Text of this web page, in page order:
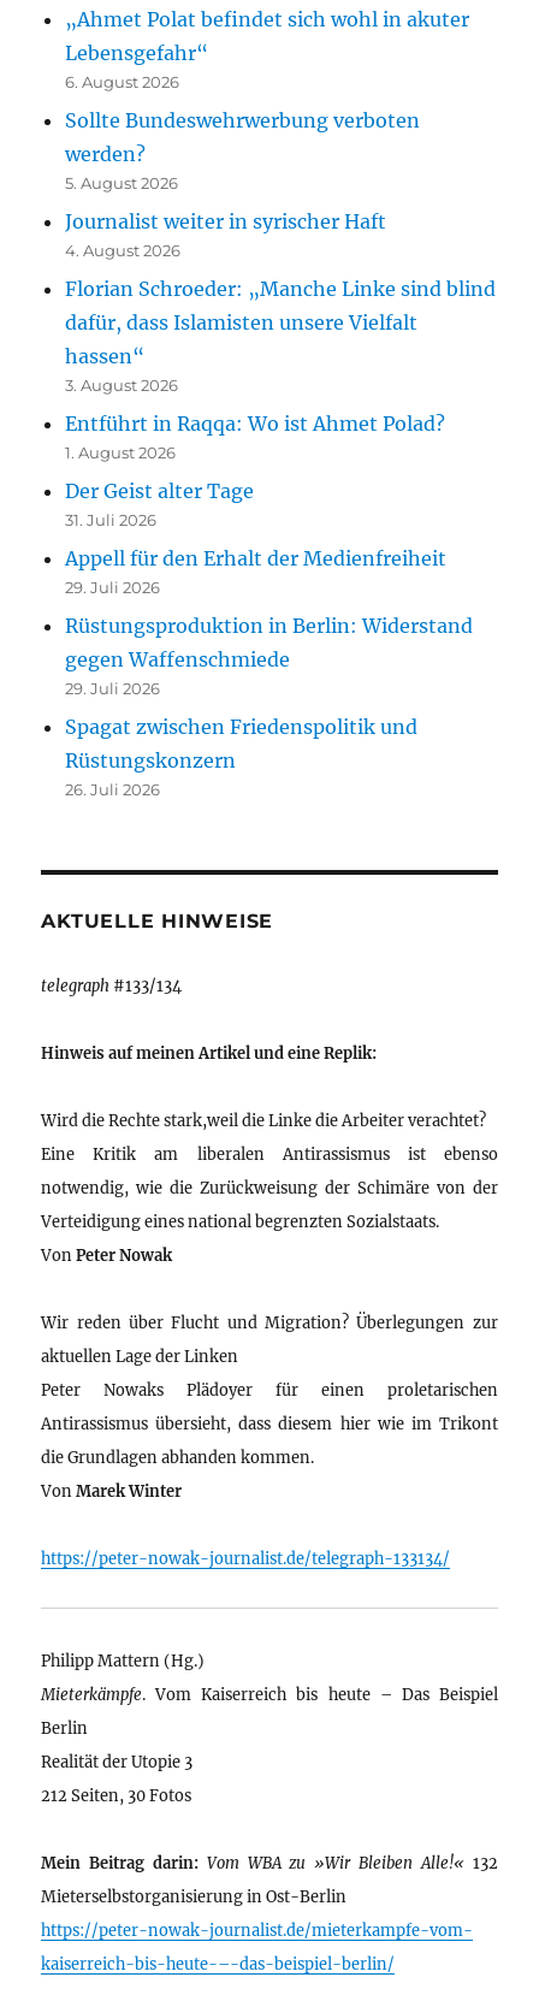
„Ahmet Polat befindet sich wohl in akuter
Lebensgefahr“
6. August 2026
Sollte Bundeswehrwerbung verboten
werden?
5. August 2026
Journalist weiter in syrischer Haft
4. August 2026
Florian Schroeder: „Manche Linke sind blind
dafür, dass Islamisten unsere Vielfalt
hassen“
3. August 2026
Entführt in Raqqa: Wo ist Ahmet Polad?
1. August 2026
Der Geist alter Tage
31. Juli 2026
Appell für den Erhalt der Medienfreiheit
29. Juli 2026
Rüstungsproduktion in Berlin: Widerstand
gegen Waffenschmiede
29. Juli 2026
Spagat zwischen Friedenspolitik und
Rüstungskonzern
26. Juli 2026
AKTUELLE HINWEISE
telegraph #133/134
Hinweis auf meinen Artikel und eine Replik:
Wird die Rechte stark,weil die Linke die Arbeiter verachtet?
Eine Kritik am liberalen Antirassismus ist ebenso
notwendig, wie die Zurückweisung der Schimäre von der
Verteidigung eines national begrenzten Sozialstaats.
VonPeter Nowak
Wir reden über Flucht und Migration? Überlegungen zur
aktuellen Lage der Linken
Peter Nowaks Plädoyer für einen proletarischen
Antirassismus übersieht, dass diesem hier wie im Trikont
die Grundlagen abhanden kommen.
VonMarek Winter
https://peter-nowak-journalist.de/telegraph-133134/
Philipp Mattern (Hg.)
Mieterkämpfe. Vom Kaiserreich bis heute – Das Beispiel
Berlin
Realität der Utopie 3
212 Seiten, 30 Fotos
Mein Beitrag darin: Vom WBA zu »Wir Bleiben Alle!« 132
Mieterselbstorganisierung in Ost-Berlin
https://peter-nowak-journalist.de/mieterkampfe-vom-
kaiserreich-bis-heute-–-das-beispiel-berlin/